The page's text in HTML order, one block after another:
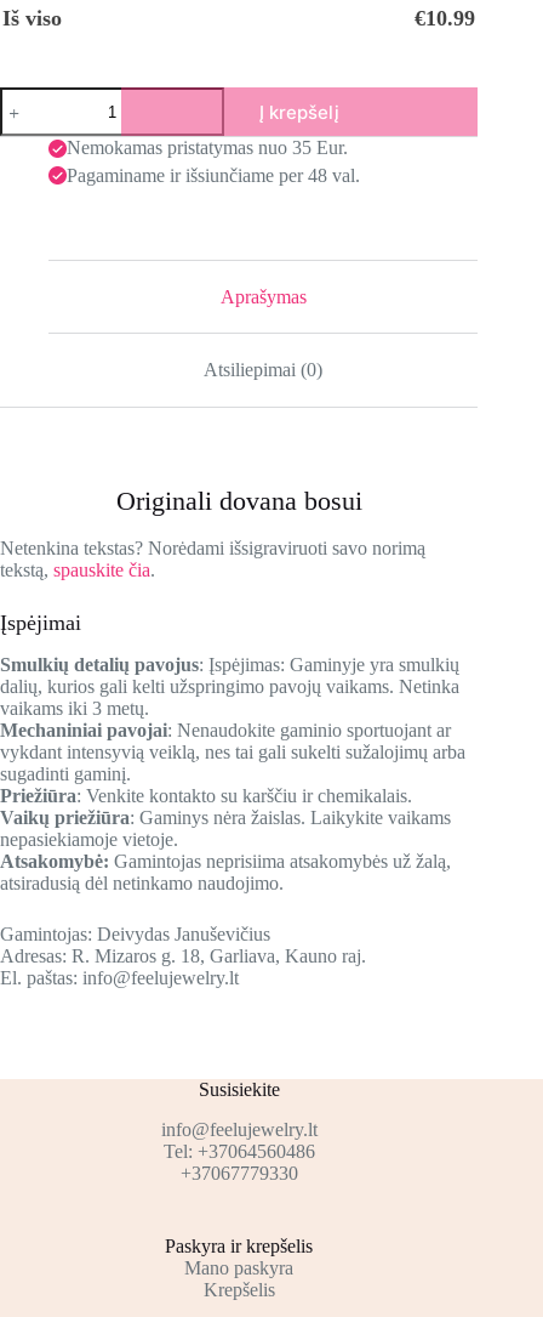
Iš viso €10.99
Į krepšelį
Nemokamas pristatymas nuo 35 Eur.
Pagaminame ir išsiunčiame per 48 val.
Aprašymas
Atsiliepimai (0)
Originali dovana bosui
Netenkina tekstas? Norėdami išsigraviruoti savo norimą
tekstą, spauskite čia.
Įspėjimai
Smulkių detalių pavojus: Įspėjimas: Gaminyje yra smulkių
dalių, kurios gali kelti užspringimo pavojų vaikams. Netinka
vaikams iki 3 metų.
Mechaniniai pavojai: Nenaudokite gaminio sportuojant ar
vykdant intensyvią veiklą, nes tai gali sukelti sužalojimų arba
sugadinti gaminį.
Priežiūra: Venkite kontakto su karščiu ir chemikalais.
Vaikų priežiūra: Gaminys nėra žaislas. Laikykite vaikams
nepasiekiamoje vietoje.
Atsakomybė: Gamintojas neprisiima atsakomybės už žalą,
atsiradusią dėl netinkamo naudojimo.
Gamintojas: Deivydas Januševičius
Adresas: R. Mizaros g. 18, Garliava, Kauno raj.
El. paštas: info@feelujewelry.lt
Susisiekite
info@feelujewelry.lt
Tel: +37064560486
+37067779330
Paskyra ir krepšelis
Mano paskyra
Krepšelis